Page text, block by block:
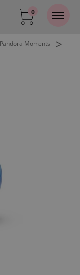
0
Pandora Moments >